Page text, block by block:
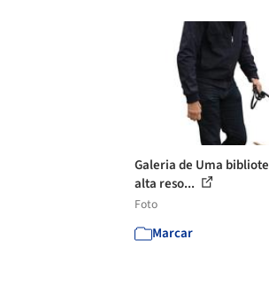
Galeria de Uma
alta reso...
Foto
Marcar